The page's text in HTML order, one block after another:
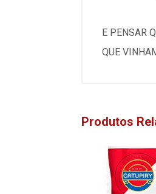
E PENSAR
QUE
Produtos